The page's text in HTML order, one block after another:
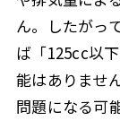
ん。したがっ
ば「125cc以
能はありませ
問題になる可